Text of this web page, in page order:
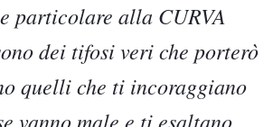
particolare alla CURVA
dei tifosi veri che porterò
quelli che ti incoraggiano
vanno male e ti esaltano